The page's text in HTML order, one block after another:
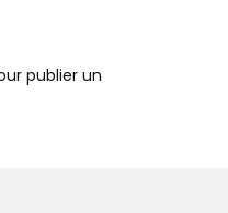
publier un